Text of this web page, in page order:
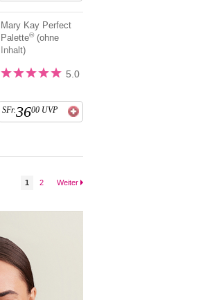
Mary Kay Perfect
Palette®(ohne
Inhalt)
5.0
SFr.3600 UVP
1 2 Weiter